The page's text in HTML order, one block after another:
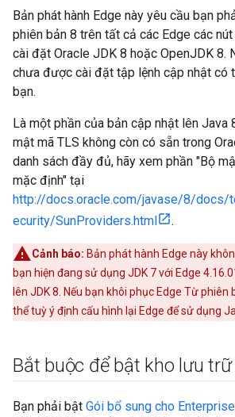
Bản phát hành Edge này yêu cầu bạn
phiên bản 8 trên tất cả các Edge các
cài đặt Oracle JDK 8 hoặc OpenJDK 8.
chưa được cài đặt tập lệnh cập nhật có
bạn.
Là một phần của bản cập nhật lên Java
mật mã TLS không còn có sẵn trong
danh sách đầy đủ, hãy xem phần "Bộ
mặc định" tại
http://docs.oracle.com/javase/8/
ecurity/SunProviders.html
.
Cảnh báo: Bản phát hành Edge này
bạn hiện đang sử dụng JDK 7 với Edge
lên JDK 8. Nếu bạn khôi phục Edge Từ phiên
thể tuỳ ý định cấu hình lại Edge để sử dụng
Bắt buộc để bật kho lưu trữ
Bạn phải bật Gói bổ sung cho